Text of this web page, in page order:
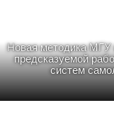
Новая методика МГУ
предсказуемой
систем